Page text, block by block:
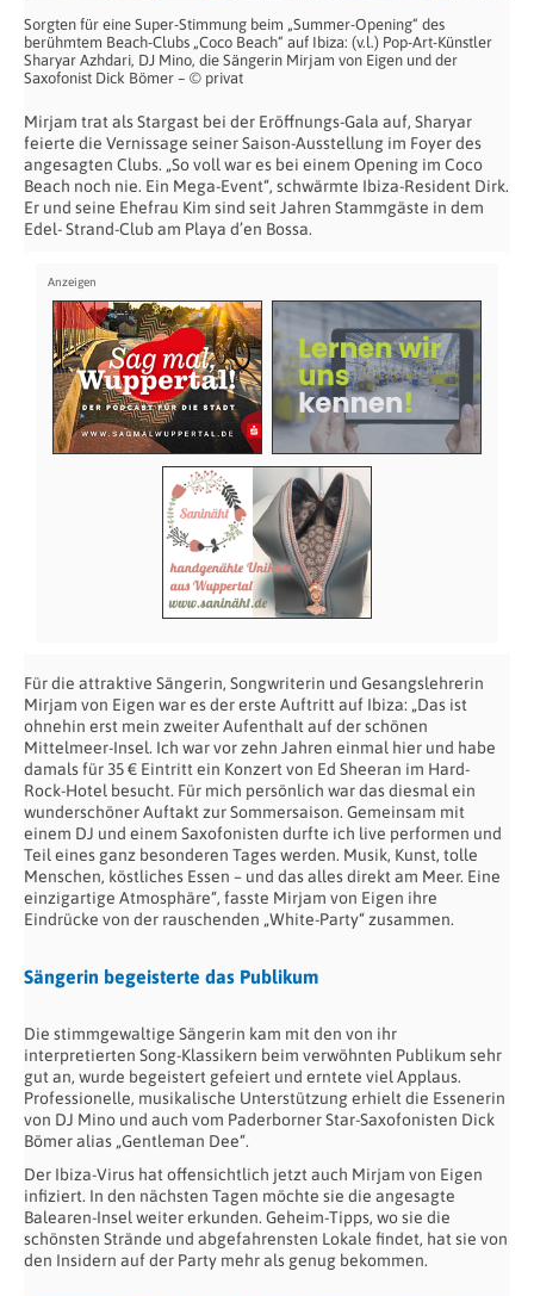
Sorgten für eine Super-Stimmung beim „Summer-Opening“ des
berühmtem Beach-Clubs „Coco Beach“ auf Ibiza: (v.l.) Pop-Art-Künstler
Sharyar Azhdari, DJ Mino, die Sängerin Mirjam von Eigen und der
Saxofonist Dick Bömer – © privat
Mirjam trat als Stargast bei der Eröffnungs-Gala auf, Sharyar
feierte die Vernissage seiner Saison-Ausstellung im Foyer des
angesagten Clubs. „So voll war es bei einem Opening im Coco
Beach noch nie. Ein Mega-Event“, schwärmte Ibiza-Resident Dirk.
Er und seine Ehefrau Kim sind seit Jahren Stammgäste in dem
Edel- Strand-Club am Playa d’en Bossa.
Für die attraktive Sängerin, Songwriterin und Gesangslehrerin
Mirjam von Eigen war es der erste Auftritt auf Ibiza: „Das ist
ohnehin erst mein zweiter Aufenthalt auf der schönen
Mittelmeer-Insel. Ich war vor zehn Jahren einmal hier und habe
damals für 35 € Eintritt ein Konzert von Ed Sheeran im Hard-
Rock-Hotel besucht. Für mich persönlich war das diesmal ein
wunderschöner Auftakt zur Sommersaison. Gemeinsam mit
einem DJ und einem Saxofonisten durfte ich live performen und
Teil eines ganz besonderen Tages werden. Musik, Kunst, tolle
Menschen, köstliches Essen – und das alles direkt am Meer. Eine
einzigartige Atmosphäre“, fasste Mirjam von Eigen ihre
Eindrücke von der rauschenden „White-Party“ zusammen.
Sängerin begeisterte das Publikum
Die stimmgewaltige Sängerin kam mit den von ihr
interpretierten Song-Klassikern beim verwöhnten Publikum sehr
gut an, wurde begeistert gefeiert und erntete viel Applaus.
Professionelle, musikalische Unterstützung erhielt die Essenerin
von DJ Mino und auch vom Paderborner Star-Saxofonisten Dick
Bömer alias „Gentleman Dee“.
Der Ibiza-Virus hat offensichtlich jetzt auch Mirjam von Eigen
infiziert. In den nächsten Tagen möchte sie die angesagte
Balearen-Insel weiter erkunden. Geheim-Tipps, wo sie die
schönsten Strände und abgefahrensten Lokale findet, hat sie von
den Insidern auf der Party mehr als genug bekommen.